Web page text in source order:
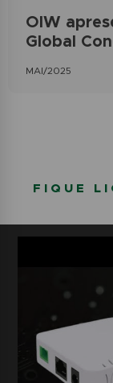
OIW
Global
MAI/2025
FIQUE